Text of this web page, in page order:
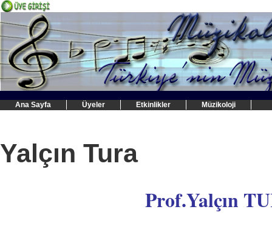
Ana Sayfa Üyeler Etkinlikler Müzikoloji
Yalçın Tura
Prof.Yalçın